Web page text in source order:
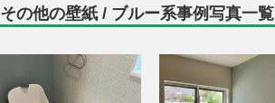
その他の壁紙 / ブルー系事例写真一覧